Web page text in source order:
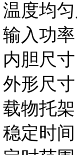
温度均
输入功
内胆尺
外形尺
载物托
稳定时